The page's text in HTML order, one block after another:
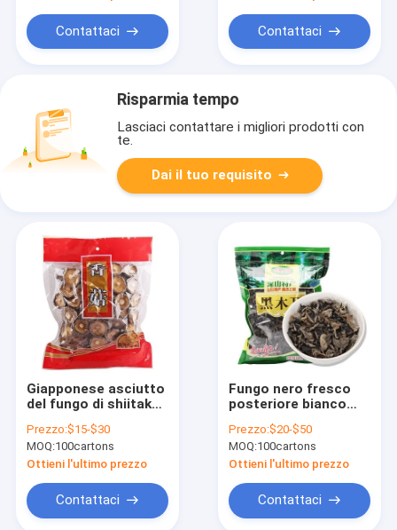
Contattaci Contattaci
Risparmia tempo
Lasciaci contattare i migliori prodotti con
te.
Dai il tuo requisito
Giapponese asciutto
del fungo di shiitake
con buon gusto
Prezzo:$15-$30
MOQ:100cartons
Ottieni l'ultimo prezzo
Contattaci
Fungo nero fresco
posteriore bianco
100% di 1kg 3kgs
Prezzo:$20-$50
MOQ:100cartons
Ottieni l'ultimo prezzo
Contattaci